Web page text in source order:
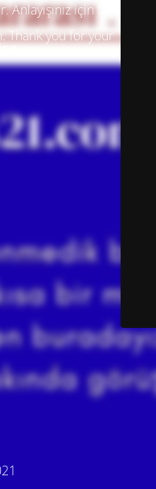
için teşekkür
Thank you for your